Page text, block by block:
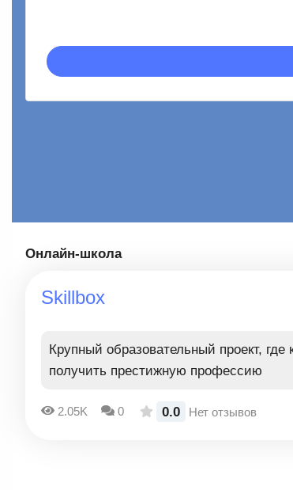
Онлайн-школа
Skillbox
Крупный образовательный проект,
получить престижную профессию
2.05K 0 0.0 Нет отзывов